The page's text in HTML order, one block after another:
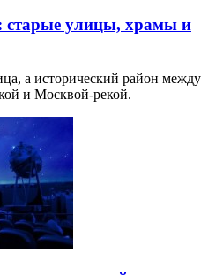
старые улицы, храмы и
а исторический район между
и Москвой-рекой.